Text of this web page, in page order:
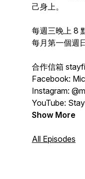
己身上。
每週三晚上 8
每月第一個週
合作信箱
Facebook:
Instagram:
YouTube:
Show More
All Episodes